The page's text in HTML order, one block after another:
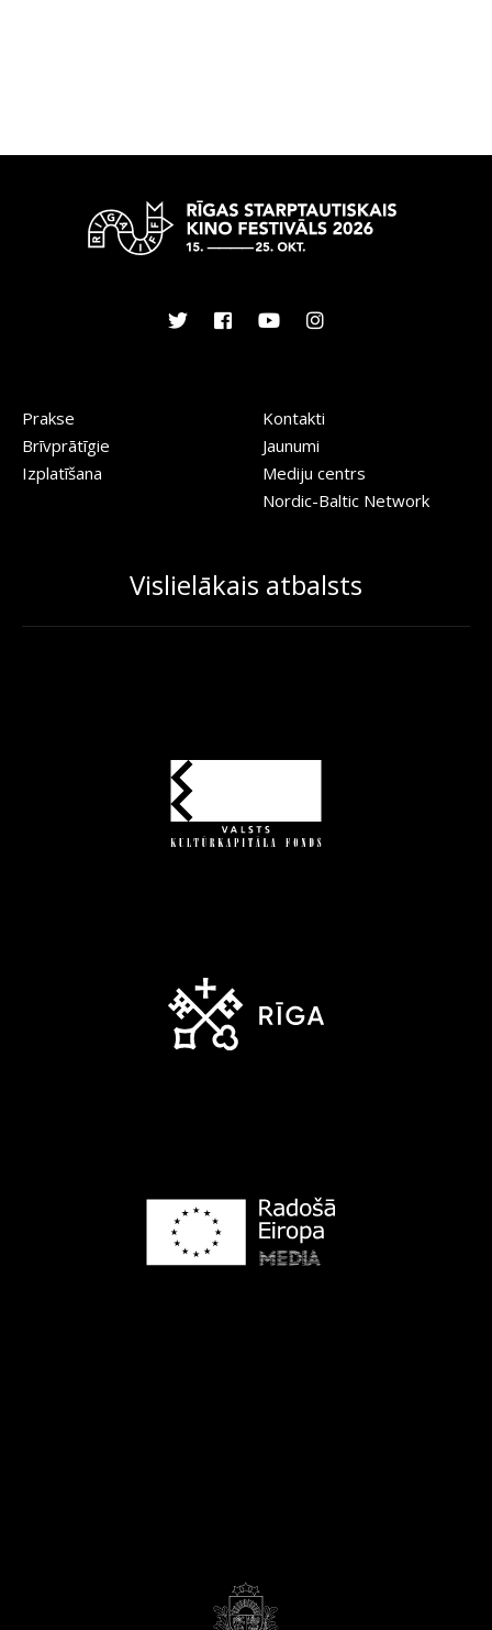
Prakse
Brīvprātīgie
Izplatīšana
Kontakti
Jaunumi
Mediju centrs
Nordic-Baltic Network
Vislielākais atbalsts